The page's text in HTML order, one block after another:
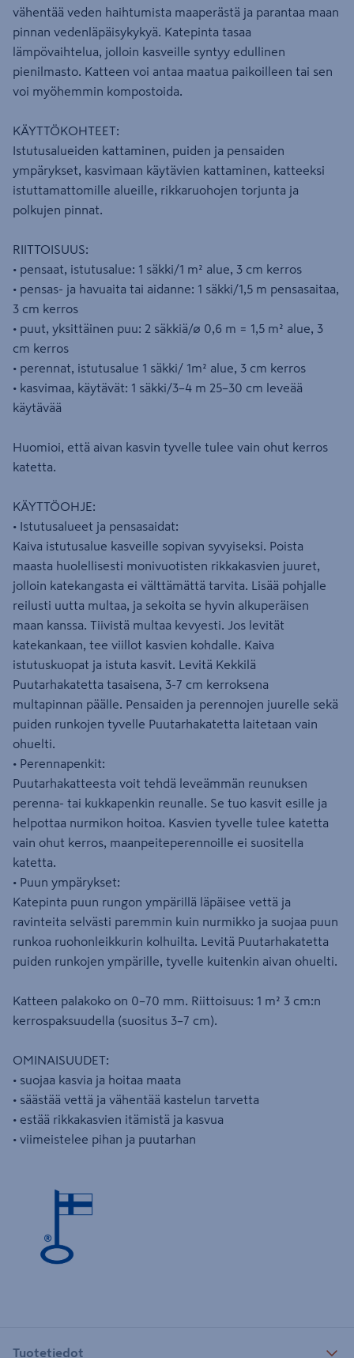
vähentää veden haihtumista maaperästä ja parantaa maan
pinnan vedenläpäisykykyä. Katepinta tasaa
lämpövaihtelua, jolloin kasveille syntyy edullinen
pienilmasto. Katteen voi antaa maatua paikoilleen tai sen
voi myöhemmin kompostoida.
KÄYTTÖKOHTEET:
Istutusalueiden kattaminen, puiden ja pensaiden
ympärykset, kasvimaan käytävien kattaminen, katteeksi
istuttamattomille alueille, rikkaruohojen torjunta ja
polkujen pinnat.
RIITTOISUUS:
• pensaat, istutusalue: 1 säkki/1 m² alue, 3 cm kerros
• pensas- ja havuaita tai aidanne: 1 säkki/1,5 m pensasaitaa,
3 cm kerros
• puut, yksittäinen puu: 2 säkkiä/ø 0,6 m = 1,5 m² alue, 3
cm kerros
• perennat, istutusalue 1 säkki/ 1m² alue, 3 cm kerros
• kasvimaa, käytävät: 1 säkki/3–4 m 25–30 cm leveää
käytävää
Huomioi, että aivan kasvin tyvelle tulee vain ohut kerros
katetta.
KÄYTTÖOHJE:
• Istutusalueet ja pensasaidat:
Kaiva istutusalue kasveille sopivan syvyiseksi. Poista
maasta huolellisesti monivuotisten rikkakasvien juuret,
jolloin katekangasta ei välttämättä tarvita. Lisää pohjalle
reilusti uutta multaa, ja sekoita se hyvin alkuperäisen
maan kanssa. Tiivistä multaa kevyesti. Jos levität
katekankaan, tee viillot kasvien kohdalle. Kaiva
istutuskuopat ja istuta kasvit. Levitä Kekkilä
Puutarhakatetta tasaisena, 3-7 cm kerroksena
multapinnan päälle. Pensaiden ja perennojen juurelle sekä
puiden runkojen tyvelle Puutarhakatetta laitetaan vain
ohuelti.
• Perennapenkit:
Puutarhakatteesta voit tehdä leveämmän reunuksen
perenna- tai kukkapenkin reunalle. Se tuo kasvit esille ja
helpottaa nurmikon hoitoa. Kasvien tyvelle tulee katetta
vain ohut kerros, maanpeiteperennoille ei suositella
katetta.
• Puun ympärykset:
Katepinta puun rungon ympärillä läpäisee vettä ja
ravinteita selvästi paremmin kuin nurmikko ja suojaa puun
runkoa ruohonleikkurin kolhuilta. Levitä Puutarhakatetta
puiden runkojen ympärille, tyvelle kuitenkin aivan ohuelti.
Katteen palakoko on 0–70 mm. Riittoisuus: 1 m² 3 cm:n
kerrospaksuudella (suositus 3–7 cm).
OMINAISUUDET:
• suojaa kasvia ja hoitaa maata
• säästää vettä ja vähentää kastelun tarvetta
• estää rikkakasvien itämistä ja kasvua
• viimeistelee pihan ja puutarhan
Tuotetiedot